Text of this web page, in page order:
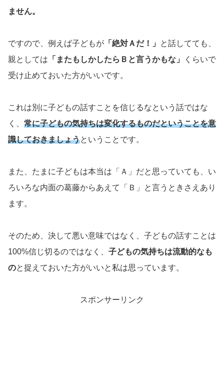
ません。
ですので、例えば子どもが 「絶対Ａだ！」
と話してても、
親としては 「またもしかしたらＢと言うかもな」
くらいで
受け止めておいた方がいいです。
これは別に子どもの話すことを信じるなという話ではな
く、 常に子どもの気持ちは変化するものだということを意
識しておきましょうということです。
また、たまに子どもは本当は「Ａ」だと思っていても、い
ろいろな内面の葛藤からあえて「Ｂ」と言うときさえあり
ます。
そのため、決して悪い意味ではなく、子どもの話すことは
100%信じ切るのではなく、 子どもの気持ちは流動的なも
のと捉えておいた方がいいと私は思っています。
スポンサーリンク